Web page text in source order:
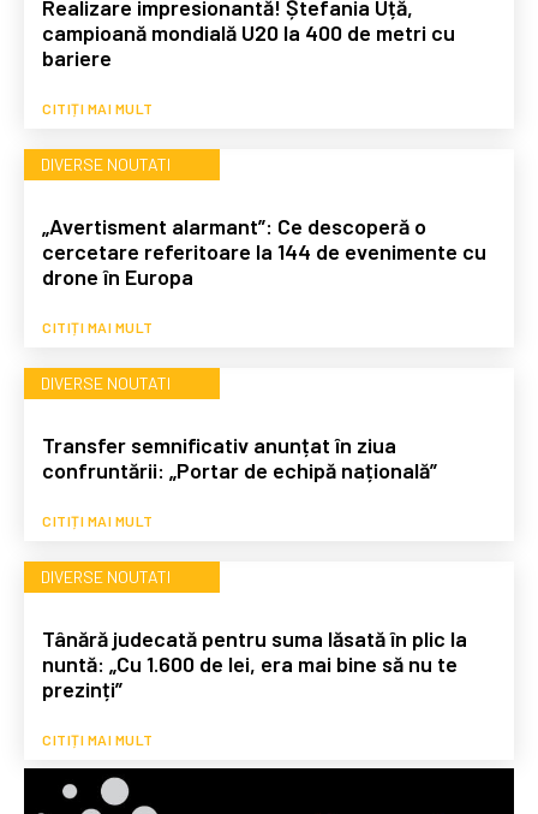
Realizare impresionantă! Ștefania Uță,
campioană mondială U20 la 400 de metri cu
bariere
CITIȚI MAI MULT
DIVERSE NOUTATI
„Avertisment alarmant”: Ce descoperă o
cercetare referitoare la 144 de evenimente cu
drone în Europa
CITIȚI MAI MULT
DIVERSE NOUTATI
Transfer semnificativ anunțat în ziua
confruntării: „Portar de echipă națională”
CITIȚI MAI MULT
DIVERSE NOUTATI
Tânără judecată pentru suma lăsată în plic la
nuntă: „Cu 1.600 de lei, era mai bine să nu te
prezinți”
CITIȚI MAI MULT